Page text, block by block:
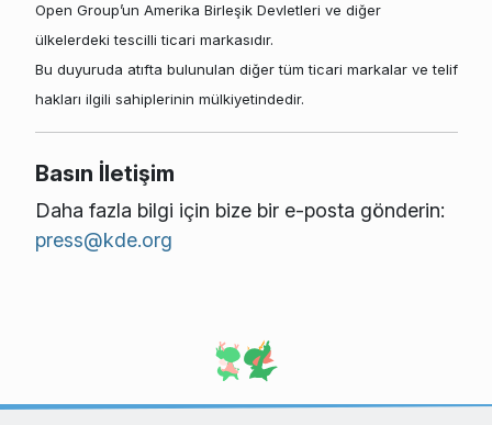
Open Group’un Amerika Birleşik Devletleri ve diğer
ülkelerdeki tescilli ticari markasıdır.
Bu duyuruda atıfta bulunulan diğer tüm ticari markalar ve telif
hakları ilgili sahiplerinin mülkiyetindedir.
Basın İletişim
Daha fazla bilgi için bize bir e-posta gönderin:
press@kde.org